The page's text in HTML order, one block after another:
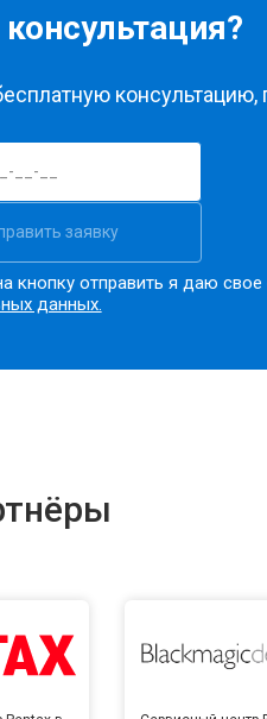
заявку
кнопку отправить я даю свое
данных.